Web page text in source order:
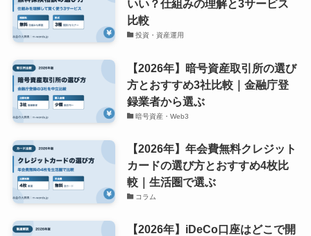
いい？仕組みの理解と3サービス
比較
投資・資産運用
【2026年】暗号資産取引所の選び
方とおすすめ3社比較｜金融庁登
録業者から選ぶ
暗号資産・Web3
【2026年】年会費無料クレジット
カードの選び方とおすすめ4枚比
較｜生活圏で選ぶ
コラム
【2026年】iDeCo口座はどこで開